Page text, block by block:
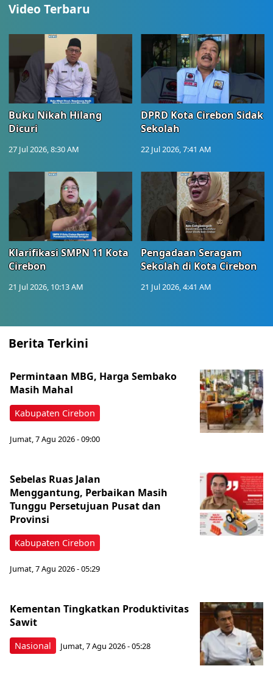
Video Terbaru
Buku Nikah Hilang
Dicuri
27 Jul 2026, 8:30 AM
DPRD Kota Cirebon Sidak
Sekolah
22 Jul 2026, 7:41 AM
Klarifikasi SMPN 11 Kota
Cirebon
21 Jul 2026, 10:13 AM
Pengadaan Seragam
Sekolah di Kota Cirebon
21 Jul 2026, 4:41 AM
Berita Terkini
Kabupaten Cirebon
Permintaan MBG, Harga Sembako
Masih Mahal
Jumat, 7 Agu 2026 - 09:00
Kabupaten Cirebon
Sebelas Ruas Jalan
Menggantung, Perbaikan Masih
Tunggu Persetujuan Pusat dan
Provinsi
Jumat, 7 Agu 2026 - 05:29
Nasional
Kementan Tingkatkan Produktivitas
Sawit
Jumat, 7 Agu 2026 - 05:28